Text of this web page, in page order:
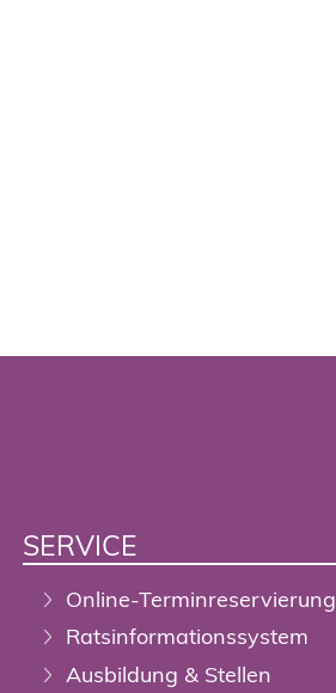
SERVICE
Online-Terminreservierung
Ratsinformationssystem
Ausbildung & Stellen